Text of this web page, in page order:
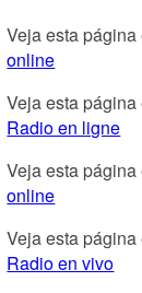
Veja esta página
online
Veja esta página
Radio en ligne
Veja esta
online
Veja esta
Radio en vivo